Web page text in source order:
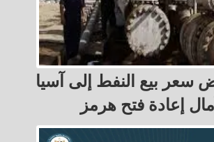
سعر بيع النفط إلى آسيا
إعادة فتح هرمز